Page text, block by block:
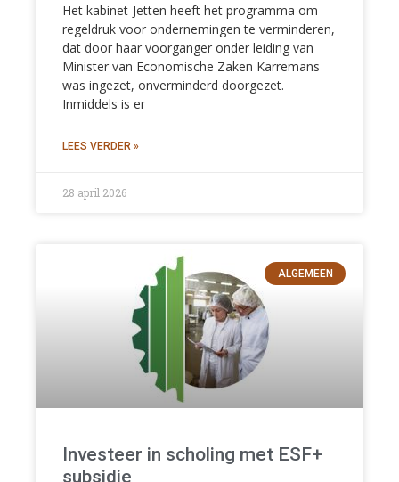
Het kabinet-Jetten heeft het programma om
regeldruk voor ondernemingen te verminderen,
dat door haar voorganger onder leiding van
Minister van Economische Zaken Karremans
was ingezet, onverminderd doorgezet.
Inmiddels is er
LEES VERDER »
28 april 2026
ALGEMEEN
Investeer in scholing met ESF+
subsidie